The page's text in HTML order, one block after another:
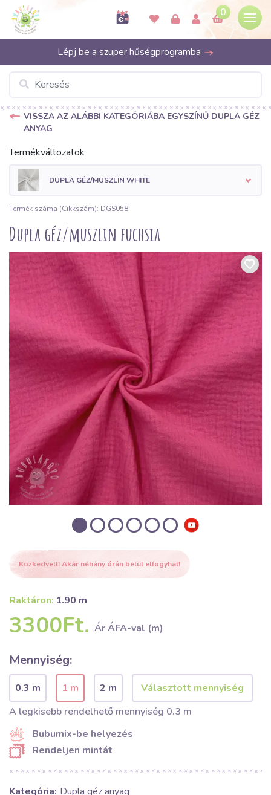
0
Lépj be a szuper hűségprogramba
VISSZA AZ ALÁBBI KATEGÓRIÁBA EGYSZÍNŰ DUPLA GÉZ
ANYAG
Termékváltozatok
DUPLA GÉZ/MUSZLIN WHITE
Termék száma (Cikkszám): DGS058
Dupla géz/muszlin fuchsia
Közkedvelt! Akár néhány órán belül elfogyhat!
Raktáron: 1.90 m
3300Ft. Ár ÁFA-val (m)
Mennyiség:
0.3 m 1 m
2 m
A legkisebb rendelhető mennyiség 0.3 m
Bubumix-be helyezés
Rendeljen mintát
Kategória: Dupla géz anyag